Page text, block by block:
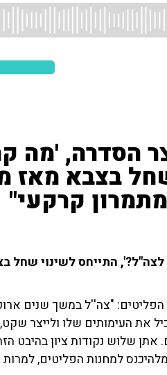
הסדרה, 'מה
בצבא מאז
קרקעי"
התייחס לשינוי שחל
הפליטים: "צה''ל במשך שנים
את העימותים שלו ולייצר
שלוש נקודות ציון בהיבט